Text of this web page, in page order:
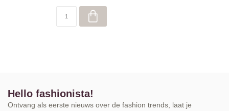
Hello fashionista!
Ontvang als eerste nieuws over de fashion trends, laat je